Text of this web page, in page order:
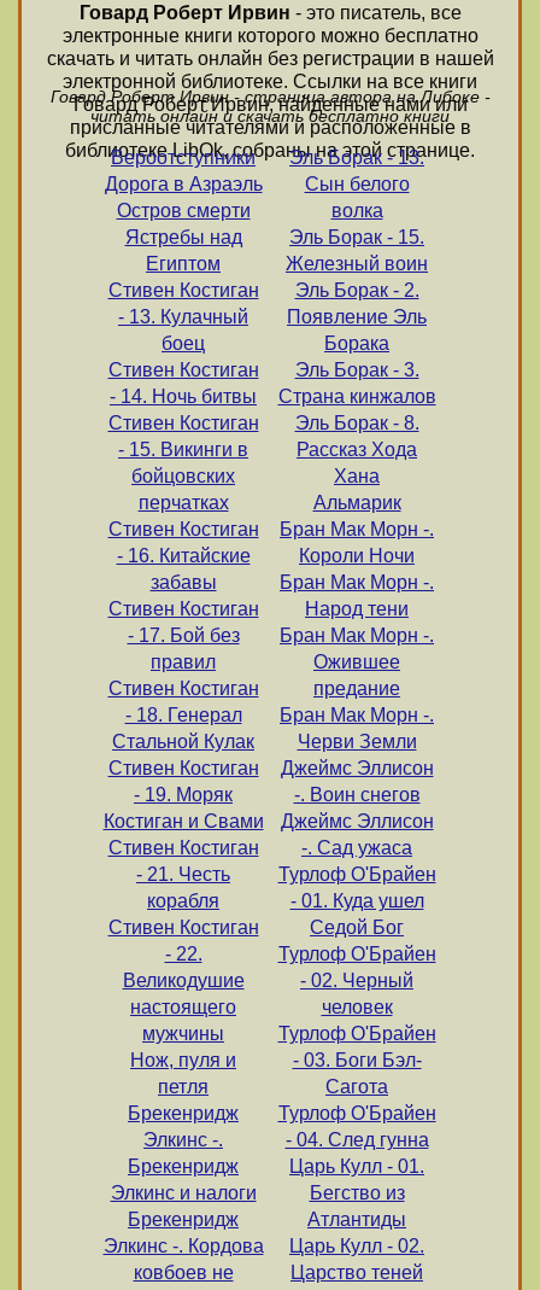
Говард Роберт Ирвин - это писатель, все
электронные книги которого можно бесплатно
скачать и читать онлайн без регистрации в нашей
электронной библиотеке. Ссылки на все книги
Говард Роберт Ирвин, найденные нами или
присланные читателями и расположенные в
библиотеке LibOk, собраны на этой странице.
Говард Роберт Ирвин - страница автора на Либоке -
читать онлайн и скачать бесплатно книги
Вероотступники
Дорога в Азраэль
Остров смерти
Ястребы над
Египтом
Стивен Костиган
- 13. Кулачный
боец
Стивен Костиган
- 14. Ночь битвы
Стивен Костиган
- 15. Викинги в
бойцовских
перчатках
Стивен Костиган
- 16. Китайские
забавы
Стивен Костиган
- 17. Бой без
правил
Стивен Костиган
- 18. Генерал
Стальной Кулак
Стивен Костиган
- 19. Моряк
Костиган и Свами
Стивен Костиган
- 21. Честь
корабля
Стивен Костиган
- 22.
Великодушие
настоящего
мужчины
Нож, пуля и
петля
Брекенридж
Элкинс -.
Брекенридж
Элкинс и налоги
Брекенридж
Элкинс -. Кордова
ковбоев не
Эль Борак - 13.
Сын белого
волка
Эль Борак - 15.
Железный воин
Эль Борак - 2.
Появление Эль
Борака
Эль Борак - 3.
Страна кинжалов
Эль Борак - 8.
Рассказ Хода
Хана
Альмарик
Бран Мак Морн -.
Короли Ночи
Бран Мак Морн -.
Народ тени
Бран Мак Морн -.
Ожившее
предание
Бран Мак Морн -.
Черви Земли
Джеймс Эллисон
-. Воин снегов
Джеймс Эллисон
-. Сад ужаса
Турлоф О'Брайен
- 01. Куда ушел
Седой Бог
Турлоф О'Брайен
- 02. Черный
человек
Турлоф О'Брайен
- 03. Боги Бэл-
Сагота
Турлоф О'Брайен
- 04. След гунна
Царь Кулл - 01.
Бегство из
Атлантиды
Царь Кулл - 02.
Царство теней